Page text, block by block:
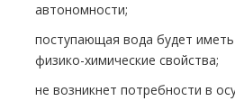
автономности;
поступающая вода будет
физико-химические свойства;
не возникнет потребности в